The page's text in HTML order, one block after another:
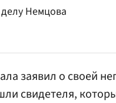
Немцова
заявил о своей
свидетеля,